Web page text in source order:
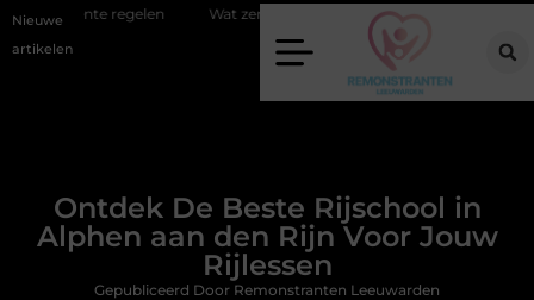
Nieuwe
artikelen
Wat zero-click search betekent voor de toekomst van online
Ontdek De Beste Rijschool in
Alphen aan den Rijn Voor Jouw
Rijlessen
Gepubliceerd Door Remonstranten Leeuwarden